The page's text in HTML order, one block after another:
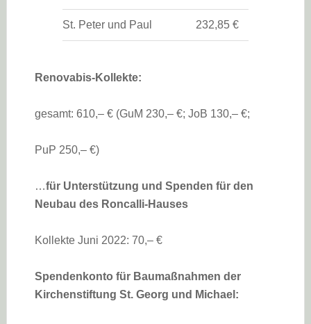
St. Peter und Paul 232,85 €
Renovabis-Kollekte:
gesamt: 610,– € (GuM 230,– €; JoB 130,– €;
PuP 250,– €)
…für Unterstützung und Spenden für den
Neubau des Roncalli-Hauses
Kollekte Juni 2022: 70,– €
Spendenkonto für Baumaßnahmen der
Kirchenstiftung St. Georg und Michael: